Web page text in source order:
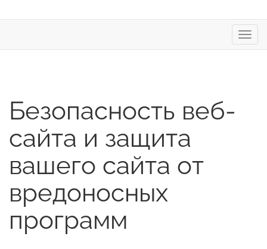
Безопасность веб-
сайта и защита
вашего сайта от
вредоносных
программ